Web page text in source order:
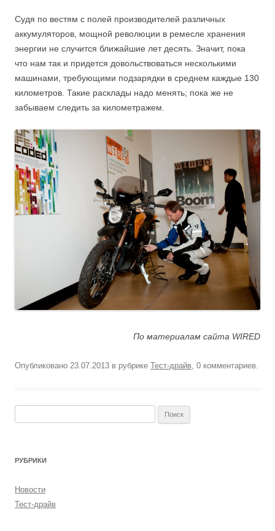
Судя по вестям с полей производителей различных
аккумуляторов, мощной революции в ремесле хранения
энергии не случится ближайшие лет десять. Значит, пока
что нам так и придется довольствоваться несколькими
машинами, требующими подзарядки в среднем каждые 130
километров. Такие расклады надо менять; пока же не
забываем следить за километражем.
По материалам сайта WIRED
Опубликовано 23.07.2013 в рубрике Тест-драйв, 0 комментариев.
РУБРИКИ
Новости
Тест-драйв